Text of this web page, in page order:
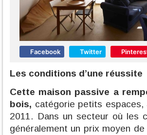
Facebook Twitter
Les conditions d’une réussite
Cette maison passive a
bois, catégorie petits espaces,
2011. Dans un secteur où les
généralement un prix moyen